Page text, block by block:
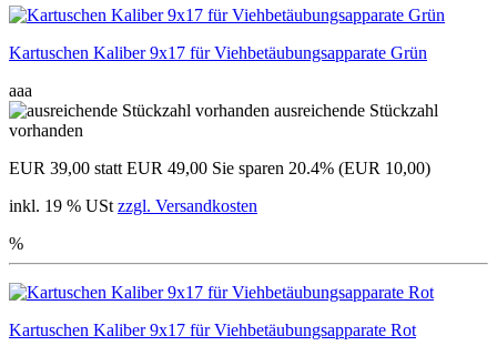
Kartuschen Kaliber 9x17 für Viehbetäubungsapparate Grün
aaa
ausreichende Stückzahl
vorhanden
EUR 39,00 statt EUR 49,00 Sie sparen 20.4% (EUR 10,00)
inkl. 19 % USt zzgl. Versandkosten
%
Kartuschen Kaliber 9x17 für Viehbetäubungsapparate Rot